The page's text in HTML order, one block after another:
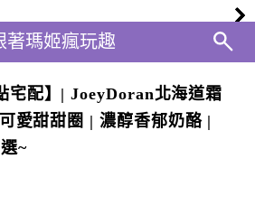
瘋玩趣
著瑪姬瘋玩趣
宅配】| JoeyDoran北海道霜
愛甜甜圈 | 濃醇香郁奶酪 |
~